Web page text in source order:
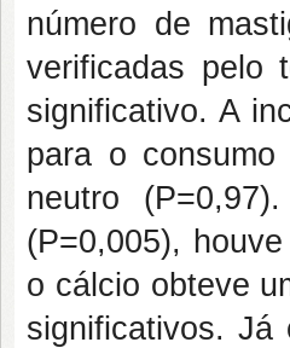
número de
verificadas pelo
significativo. A
para o
neutro
(P=0,005),
o cálcio obteve
significativos. Já